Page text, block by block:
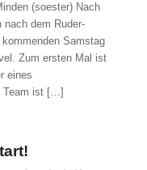
(soester) Nach
nach dem Ruder-
Samstag
Zum ersten Mal ist
eines
Team ist […]